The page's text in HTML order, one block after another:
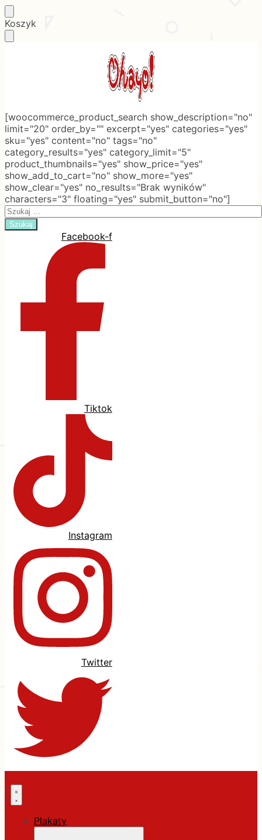
Skip
to
Skip
to
Koszyk
[woocommerce_product_search show_description="no"
limit="20" order_by="" excerpt="yes" categories="yes"
sku="yes" content="no" tags="no"
category_results="yes" category_limit="5"
product_thumbnails="yes" show_price="yes"
show_add_to_cart="no" show_more="yes"
show_clear="yes" no_results="Brak wyników"
characters="3" floating="yes" submit_button="no"]
Search
for:
Facebook-f
Tiktok
Instagram
Twitter
Plakaty